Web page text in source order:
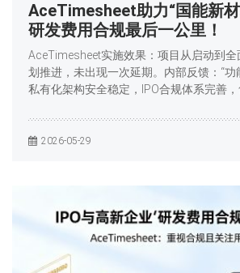
AceTimesheet助力“国能新
研发费用合规最后一公里！
AceTimesheet实施效果：项目从启动到
划推进，未出现一次延期。内部反馈：“功
私有化架构安全稳定，IPO合规体系完善
2026-05-29